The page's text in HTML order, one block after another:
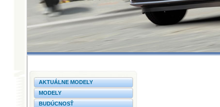
AKTUÁLNE MODELY
MODELY
BUDÚCNOSŤ